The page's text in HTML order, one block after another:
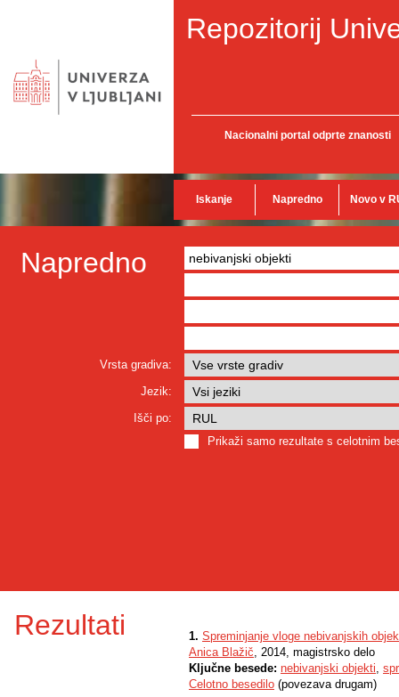
Repozitorij
Nacionalni portal odprte znanosti
Iskanje Napredno Novo v
Napredno
Vrsta gradiva:
Jezik:
Išči po:
Prikaži samo rezultate s celotnim
Rezultati 1. Spreminjanje vloge nebivanjskih
Anica Blažič, 2014, magistrsko delo
Ključne besede: nebivanjski objekti,
Celotno besedilo (povezava drugam)